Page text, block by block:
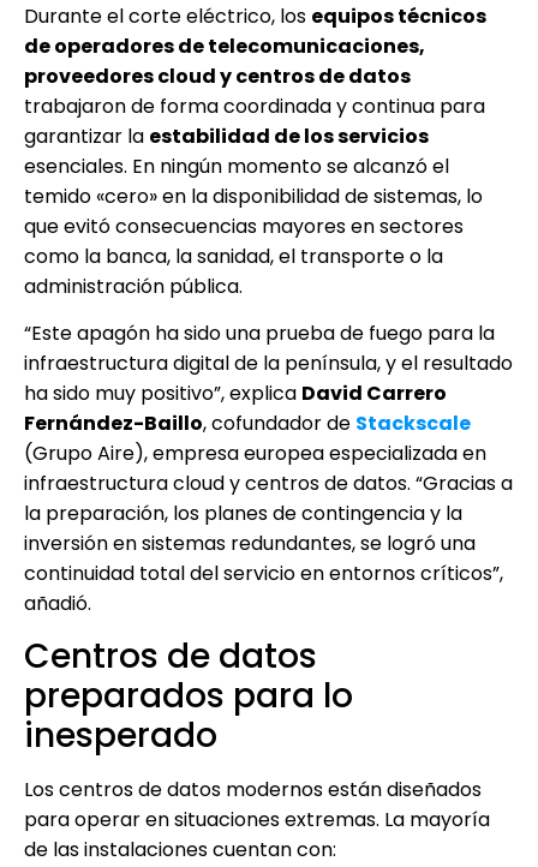
Durante el corte eléctrico, los equipos técnicos
de operadores de telecomunicaciones,
proveedores cloud y centros de datos
trabajaron de forma coordinada y continua para
garantizar la estabilidad de los servicios
esenciales. En ningún momento se alcanzó el
temido «cero» en la disponibilidad de sistemas, lo
que evitó consecuencias mayores en sectores
como la banca, la sanidad, el transporte o la
administración pública.
“Este apagón ha sido una prueba de fuego para la
infraestructura digital de la península, y el resultado
ha sido muy positivo”, explica David Carrero
Fernández-Baillo, cofundador de Stackscale
(Grupo Aire), empresa europea especializada en
infraestructura cloud y centros de datos. “Gracias a
la preparación, los planes de contingencia y la
inversión en sistemas redundantes, se logró una
continuidad total del servicio en entornos críticos”,
añadió.
Centros de datos
preparados para lo
inesperado
Los centros de datos modernos están diseñados
para operar en situaciones extremas. La mayoría
de las instalaciones cuentan con: